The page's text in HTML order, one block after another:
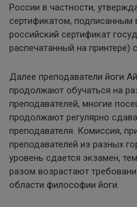
России в частности,
сертификатом, подписанным
российский сертификат
распечатанный на
Далее преподаватели йоги
продолжают обучаться на
преподавателей, многие
продолжают регулярно
преподавателя. Комиссия,
преподавателей из разных
уровень сдается экзамен,
разом возрастают
области философии йоги.